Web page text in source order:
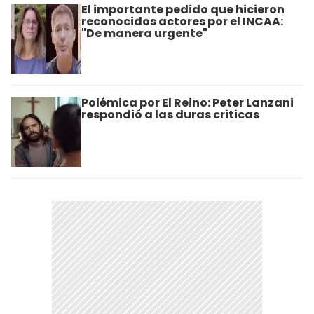
El importante pedido que hicieron
reconocidos actores por el INCAA:
"De manera urgente"
Polémica por El Reino: Peter Lanzani
respondió a las duras criticas